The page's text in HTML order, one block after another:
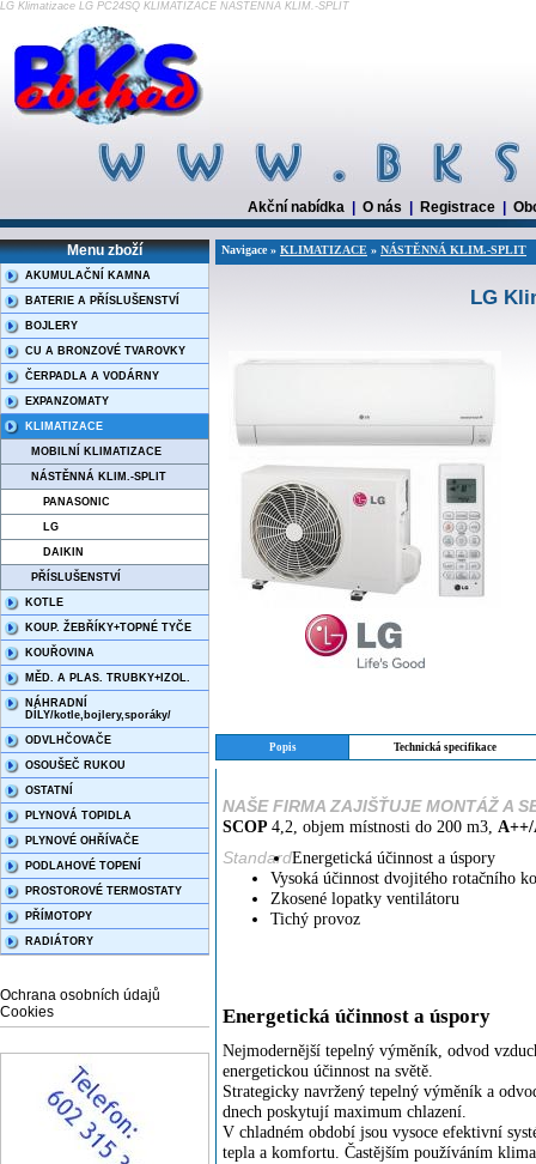
LG Klimatizace LG PC24SQ KLIMATIZACE NÁSTĚNNÁ KLIM.-SPLIT
Akční nabídka O nás Registrace
Menu zboží
AKUMULAČNÍ KAMNA
BATERIE A PŘÍSLUŠENSTVÍ
BOJLERY
CU A BRONZOVÉ TVAROVKY
ČERPADLA A VODÁRNY
EXPANZOMATY
KLIMATIZACE
MOBILNÍ KLIMATIZACE
NÁSTĚNNÁ KLIM.-SPLIT
PANASONIC
LG
DAIKIN
PŘÍSLUŠENSTVÍ
KOTLE
KOUP. ŽEBŘÍKY+TOPNÉ TYČE
KOUŘOVINA
MĚD. A PLAS. TRUBKY+IZOL.
NÁHRADNÍ
DÍLY/kotle,bojlery,sporáky/
ODVLHČOVAČE
OSOUŠEČ RUKOU
OSTATNÍ
PLYNOVÁ TOPIDLA
PLYNOVÉ OHŘÍVAČE
PODLAHOVÉ TOPENÍ
PROSTOROVÉ TERMOSTATY
PŘÍMOTOPY
RADIÁTORY
Ochrana osobních údajů
Cookies
Navigace » KLIMATIZACE » NÁSTĚNNÁ KLIM.-SPLIT
LG
Popis Technická specifikace
NAŠE FIRMA ZAJIŠŤUJE MONTÁŽ A
SCOP 4,2, objem místnosti do 200 m3,
StandardEnergetická účinnost a úspory
Vysoká účinnost dvojitého rotačního
Zkosené lopatky ventilátoru
Tichý provoz
Energetická účinnost a úspory
Nejmodernější tepelný výměník, odvod
energetickou účinnost na světě.
Strategicky navržený tepelný výměník a
dnech poskytují maximum chlazení.
V chladném období jsou vysoce efektivní
tepla a komfortu. Častějším používáním